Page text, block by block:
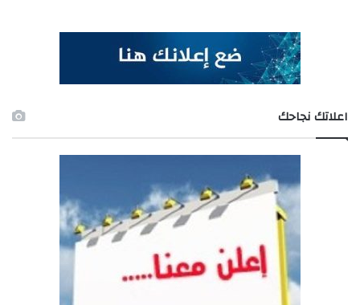
اعلاتك نجاحك